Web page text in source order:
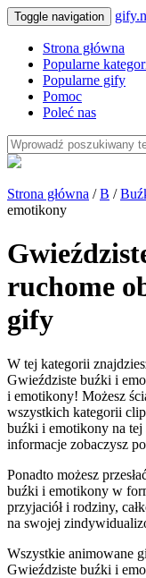
Toggle navigation
Strona główna
Popularne
Popularne gify
Pomoc
Poleć nas
Strona główna /B /
emotikony
ruchome
gify
W tej kategorii
Gwieździste buźki i
i emotikony! Możesz
wszystkich kategorii
buźki i emotikony na tej
informacje zobaczysz
Ponadto możesz
buźki i emotikony w
przyjaciół i rodziny,
na swojej
Wszystkie animowane
Gwieździste buźki i